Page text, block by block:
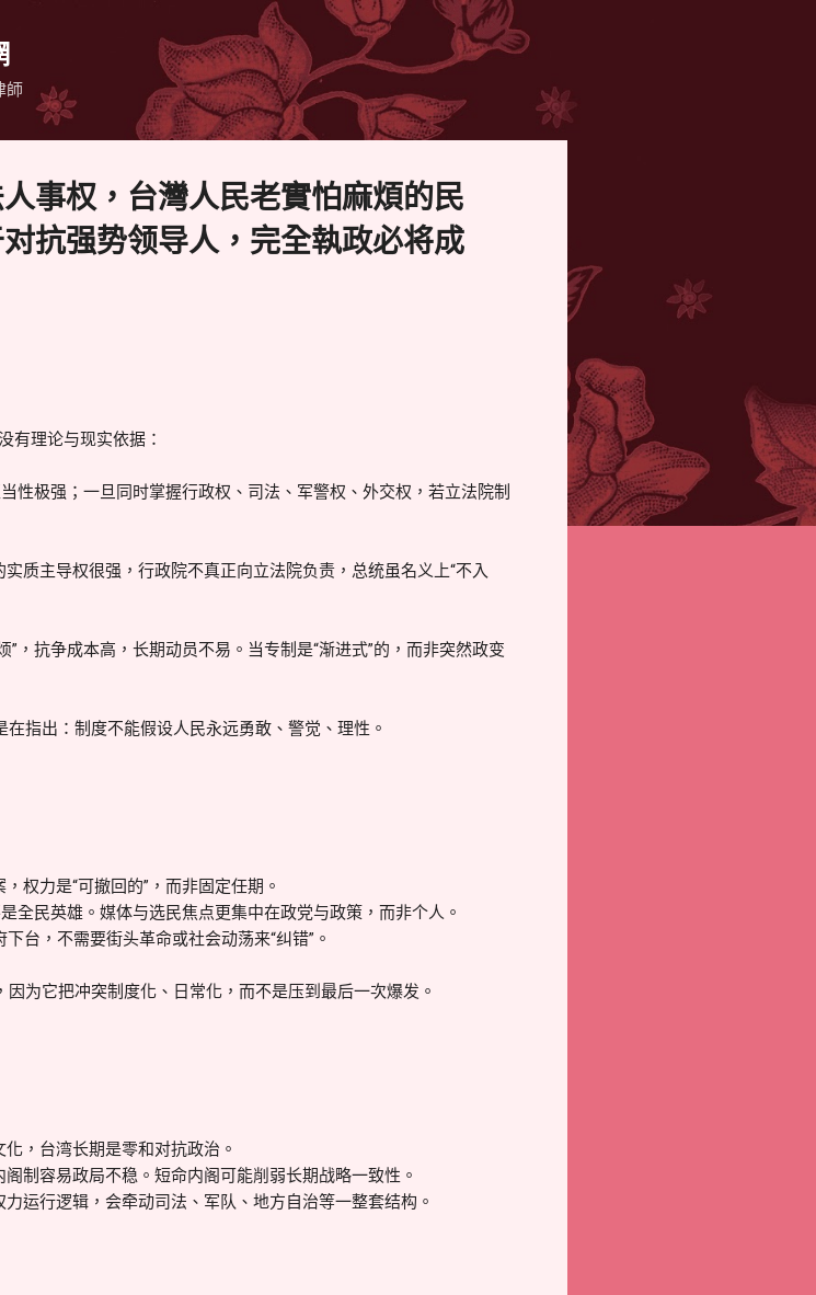
師
事权，台灣人民老實怕麻煩的民
抗强势领导人，完全執政必将成
有理论与现实依据：
性极强；一旦同时掌握行政权、司法、军警权、外交权，若立法院制
质主导权很强，行政院不真正向立法院负责，总统虽名义上“不入
，抗争成本高，长期动员不易。当专制是“渐进式”的，而非突然政变
指出：制度不能假设人民永远勇敢、警觉、理性。
权力是“可撤回的”，而非固定任期。
全民英雄。媒体与选民焦点更集中在政党与政策，而非个人。
台，不需要街头革命或社会动荡来“纠错”。
为它把冲突制度化、日常化，而不是压到最后一次爆发。
，台湾长期是零和对抗政治。
制容易政局不稳。短命内阁可能削弱长期战略一致性。
运行逻辑，会牵动司法、军队、地方自治等一整套结构。